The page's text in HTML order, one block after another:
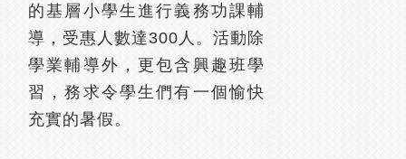
的基層小學生進行義務功課輔
導，受惠人數達300人。活動除
學業輔導外，更包含興趣班學
習，務求令學生們有一個愉快
充實的暑假。